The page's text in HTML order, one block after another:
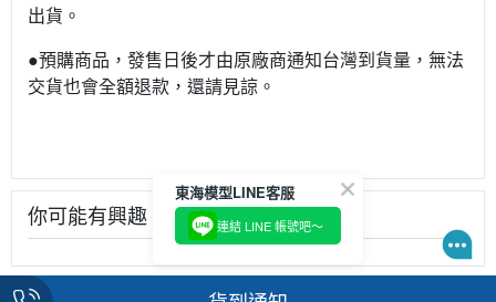
出貨。
●預購商品，發售日後才由原廠商通知台灣到貨量，無法
交貨也會全額退款，還請見諒。
你可能有興趣
東海模型LINE客服
連結 LINE 帳號吧～